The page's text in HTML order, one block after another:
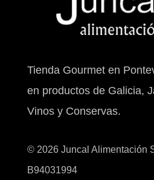
Tienda Gourmet en
en productos de Galicia,
Vinos y Conservas.
© 2026 Juncal Alimentación
B94031994